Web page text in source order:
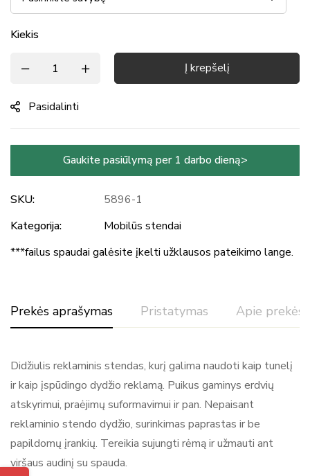
Kiekis
Į krepšelį
Pasidalinti
Gaukite pasiūlymą per 1 darbo dieną>
SKU:
5896-1
Kategorija:
Mobilūs stendai
***failus spaudai galėsite įkelti užklausos pateikimo lange.
Prekės aprašymas Pristatymas Apie prekės
Didžiulis reklaminis stendas, kurį galima naudoti kaip tunelį
ir kaip įspūdingo dydžio reklamą. Puikus gaminys erdvių
atskyrimui, praėjimų suformavimui ir pan. Nepaisant
reklaminio stendo dydžio, surinkimas paprastas ir be
papildomų įrankių. Tereikia sujungti rėmą ir užmauti ant
viršaus audinį su spauda.
Daugiau prekių
Reitingas ir atsiliepimai
Pagal 0 atsiliepimų
Rašyti atsiliepimą